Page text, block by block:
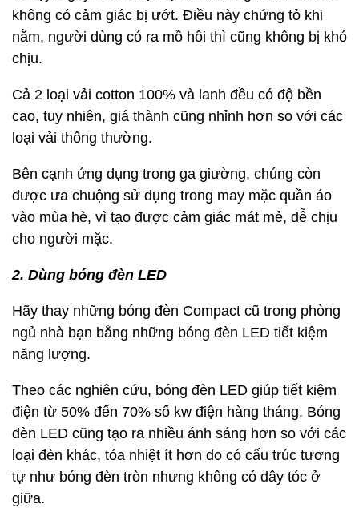
không có cảm giác bị ướt. Điều này chứng tỏ khi
nằm, người dùng có ra mồ hôi thì cũng không bị khó
chịu.
Cả 2 loại vải cotton 100% và lanh đều có độ bền
cao, tuy nhiên, giá thành cũng nhỉnh hơn so với các
loại vải thông thường.
Bên cạnh ứng dụng trong ga giường, chúng còn
được ưa chuộng sử dụng trong may mặc quần áo
vào mùa hè, vì tạo được cảm giác mát mẻ, dễ chịu
cho người mặc.
2. Dùng bóng đèn LED
Hãy thay những bóng đèn Compact cũ trong phòng
ngủ nhà bạn bằng những bóng đèn LED tiết kiệm
năng lượng.
Theo các nghiên cứu, bóng đèn LED giúp tiết kiệm
điện từ 50% đến 70% số kw điện hàng tháng. Bóng
đèn LED cũng tạo ra nhiều ánh sáng hơn so với các
loại đèn khác, tỏa nhiệt ít hơn do có cấu trúc tương
tự như bóng đèn tròn nhưng không có dây tóc ở
giữa.